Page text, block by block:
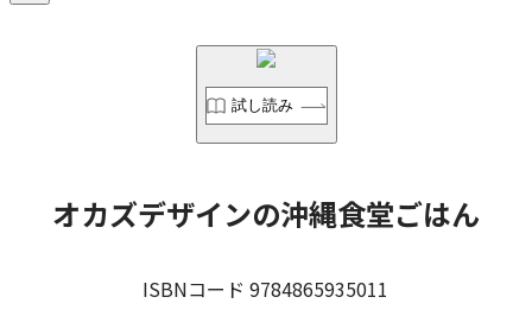
試し読み
オカズデザインの沖縄食堂ごはん
ISBNコード 9784865935011